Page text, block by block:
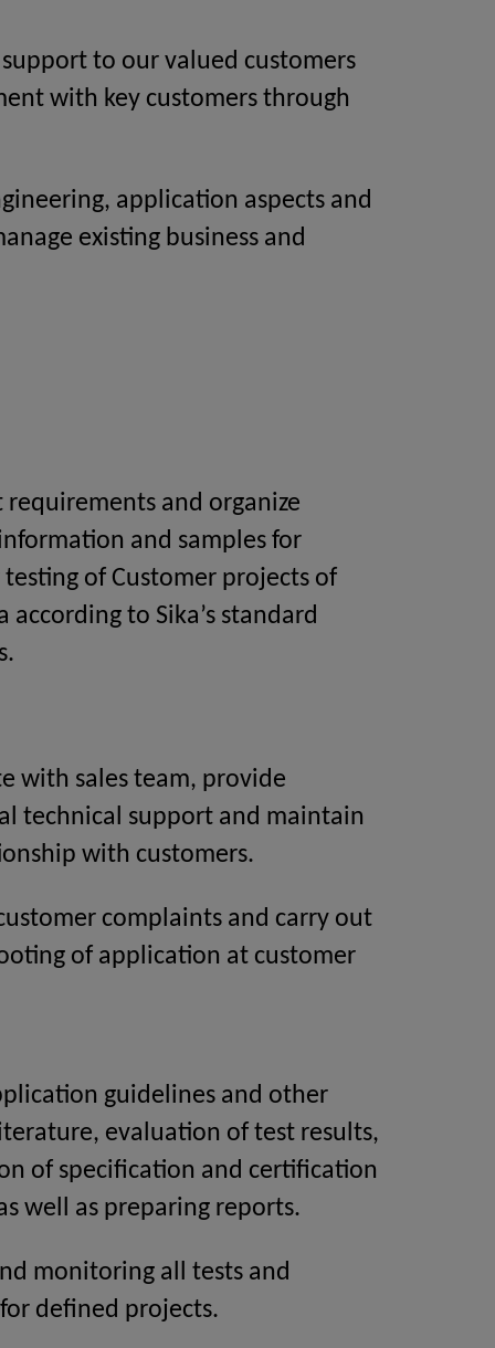
to our valued customers
with key customers through
application aspects and
existing business and
requirements and organize
and samples for
of Customer projects of
according to Sika’s standard
with sales team, provide
technical support and maintain
with customers.
complaints and carry out
of application at customer
guidelines and other
evaluation of test results,
of specification and certification
well as preparing reports.
monitoring all tests and
defined projects.